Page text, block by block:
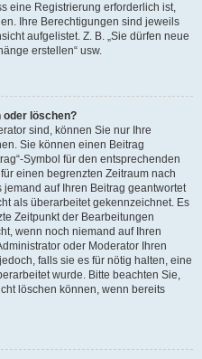
eine Registrierung erforderlich ist,
Ihre Berechtigungen sind jeweils
aufgelistet. Z. B. „Sie dürfen neue
erstellen“ usw.
oder löschen?
sind, können Sie nur Ihre
Sie können einen Beitrag
Symbol für den entsprechenden
einen begrenzten Zeitraum nach
auf Ihren Beitrag geantwortet
als überarbeitet gekennzeichnet. Es
Zeitpunkt der Bearbeitungen
wenn noch niemand auf Ihren
oder Moderator Ihren
falls sie es für nötig halten, eine
wurde. Bitte beachten Sie,
löschen können, wenn bereits